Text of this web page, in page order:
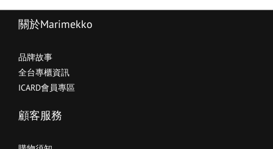
關於Marimekko
品牌故事
全台專櫃資訊
ICARD會員專區
顧客服務